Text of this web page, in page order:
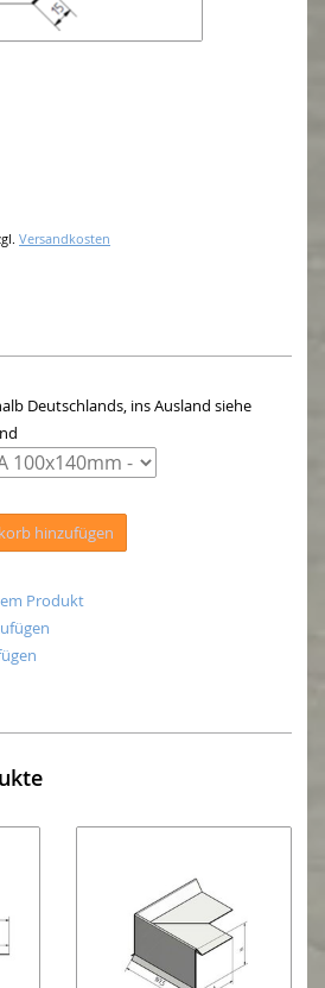
Versandkosten
Deutschlands, ins Ausland siehe
hinzufügen
Produkt